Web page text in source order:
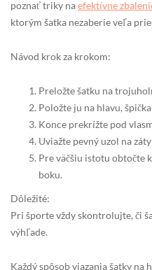
poznať triky naefektívne
ktorým šatka nezaberie veľa
Návod krok za krokom:
Preložte šatku na
Položte ju na hlavu,
Konce prekrížte pod
Uviažte pevný uzol na
Pre väčšiu istotu obtočte
boku.
Dôležité:
Pri športe vždy skontrolujte, či
výhľade.
Každý spôsob viazania šatky na